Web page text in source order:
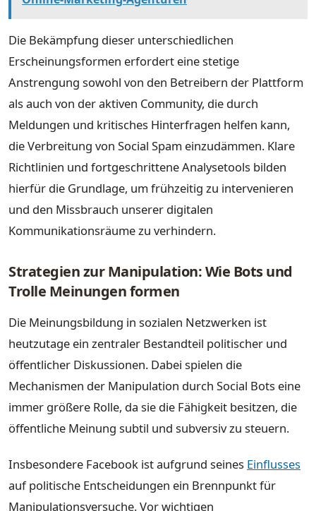
Die Bekämpfung dieser unterschiedlichen
Erscheinungsformen erfordert eine stetige
Anstrengung sowohl von den Betreibern der Plattform
als auch von der aktiven Community, die durch
Meldungen und kritisches Hinterfragen helfen kann,
die Verbreitung von Social Spam einzudämmen. Klare
Richtlinien und fortgeschrittene Analysetools bilden
hierfür die Grundlage, um frühzeitig zu intervenieren
und den Missbrauch unserer digitalen
Kommunikationsräume zu verhindern.
Strategien zur Manipulation: Wie Bots und
Trolle Meinungen formen
Die Meinungsbildung in sozialen Netzwerken ist
heutzutage ein zentraler Bestandteil politischer und
öffentlicher Diskussionen. Dabei spielen die
Mechanismen der Manipulation durch Social Bots eine
immer größere Rolle, da sie die Fähigkeit besitzen, die
öffentliche Meinung subtil und subversiv zu steuern.
Insbesondere Facebook ist aufgrund seines Einflusses
auf politische Entscheidungen ein Brennpunkt für
Manipulationsversuche. Vor wichtigen